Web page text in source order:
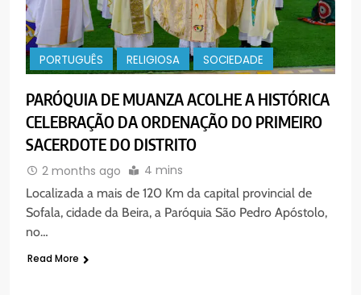
PORTUGUÊS RELIGIOSA SOCIEDADE
PARÓQUIA DE MUANZA ACOLHE A HISTÓRICA
CELEBRAÇÃO DA ORDENAÇÃO DO PRIMEIRO
SACERDOTE DO DISTRITO
2 months ago 4 mins
Localizada a mais de 120 Km da capital provincial de
Sofala, cidade da Beira, a Paróquia São Pedro Apóstolo,
no…
Read More